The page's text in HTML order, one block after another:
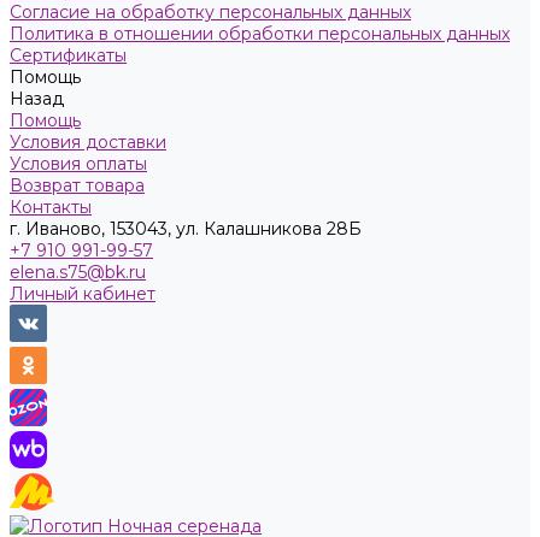
Согласие на обработку персональных данных
Политика в отношении обработки персональных данных
Сертификаты
Помощь
Назад
Помощь
Условия доставки
Условия оплаты
Возврат товара
Контакты
г. Иваново, 153043, ул. Калашникова 28Б
+7 910 991-99-57
elena.s75@bk.ru
Личный кабинет